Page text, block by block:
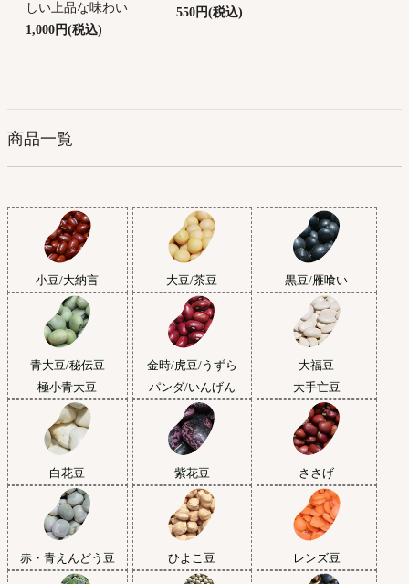
しい上品な味わい
1,000円(税込)
550円(税込)
商品一覧
小豆/大納言 大豆/茶豆 黒豆/雁喰い
青大豆/秘伝豆
極小青大豆
金時/虎豆/うずら
パンダ/いんげん
大福豆
大手亡豆
白花豆 紫花豆 ささげ
赤・青えんどう豆 ひよこ豆 レンズ豆